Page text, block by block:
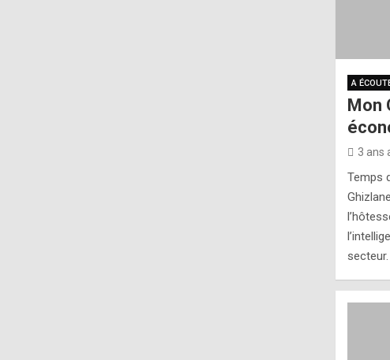
A
Mon
3 ans
Temps
secteur.